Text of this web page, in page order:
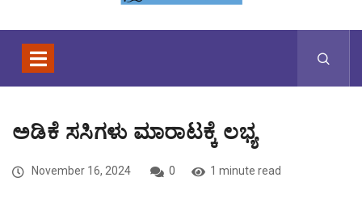
ಅಡಿಕೆ ಸಸಿಗಳು ಮಾರಾಟಕ್ಕೆ ಲಭ್ಯ
November 16, 2024 0 1 minute read